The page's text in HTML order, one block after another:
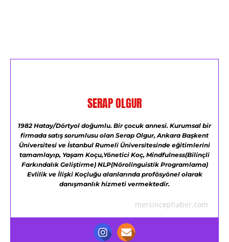
SERAP OLGUR
1982 Hatay/Dörtyol doğumlu. Bir çocuk annesi. Kurumsal bir
firmada satış sorumlusu olan Serap Olgur,Ankara Başkent
Üniversitesi ve İstanbul Rumeli Üniversitesinde eğitimlerini
tamamlayıp, Yaşam Koçu,Yönetici Koç, Mindfulness(Bilinçli
Farkındalık Geliştirme) NLP(Nörolinguistik Programlama)
Evlilik ve İlişki Koçluğu alanlarında profösyönel olarak
danışmanlık hizmeti vermektedir.
mersincephaber.com